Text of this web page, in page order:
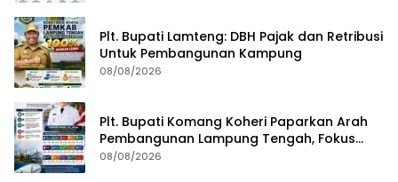
Plt. Bupati Lamteng: DBH Pajak dan Retribusi
Untuk Pembangunan Kampung
08/08/2026
Plt. Bupati Komang Koheri Paparkan Arah
Pembangunan Lampung Tengah, Fokus
pada SDM, Ekonomi, Infrastruktur dan
08/08/2026